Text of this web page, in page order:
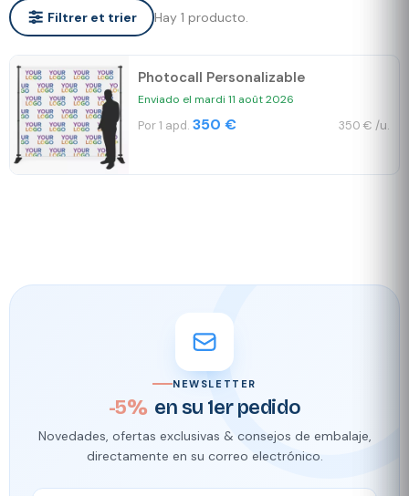
Filtrer et trier Hay 1 producto.
Photocall Personalizable
Enviado el mardi 11 août 2026
Por 1 apd. 350 € 350 € /u.
NEWSLETTER
-5% en su 1er pedido
Novedades, ofertas exclusivas & consejos de embalaje,
directamente en su correo electrónico.